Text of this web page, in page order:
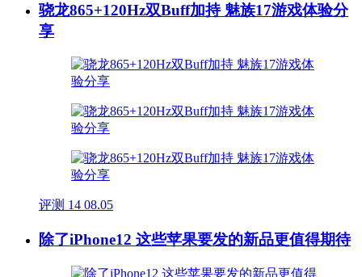
骁龙865+120Hz双Buff加持 魅族17游戏体验分
享
评测 14 08.05
除了iPhone12 这些苹果要发的新品更值得期待